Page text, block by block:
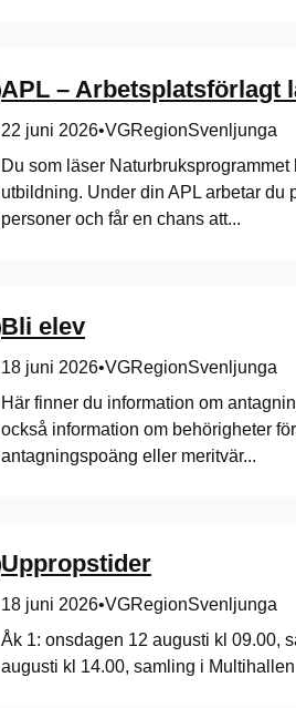
APL – Arbetsplatsförlagt
22 juni 2026•VGRegionSvenljunga
Du som läser
utbildning. Under din APL arbetar du
personer och får en chans att...
Bli elev
18 juni 2026•VGRegionSvenljunga
Här finner du information om
också information om behörigheter
antagningspoäng eller meritvär...
Uppropstider
18 juni 2026•VGRegionSvenljunga
Åk 1: onsdagen 12 augusti kl 09.00,
augusti kl 14.00, samling i Multihallen